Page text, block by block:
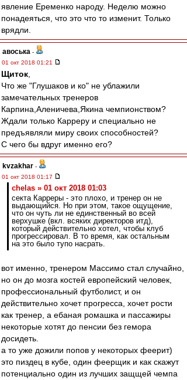
явление Еременко народу. Неделю можно
понадеяться, что это что то изменит. Только
врядли.
авоська -
01 окт 2018 01:21
Щиток
Что же "Глушаков и ко" не ублажили
замечательных тренеров
Карпина,Аленичева,Якина чемпионством?
Ждали только Карреру и специально не
предъявляли миру своих способностей?
С чего бы вдруг именно его?
kvzakhar -
01 окт 2018 01:17
chelas » 01 окт 2018 01:03
секта Карреры - это плохо, и тренер он не
выдающийся. Но при этом, такое ощущение,
что он чуть ли не единственный во всей
верхушке (вкл. всяких директоров итд),
который действительно хотел, чтобы клуб
прогрессировал. В то время, как остальным
на это было тупо насрать.
вот именно, тренером Массимо стал случайно,
но он до мозга костей европейский человек,
профессиональный футболист, и он
действительно хочет прогресса, хочет рости
как тренер, а ебаная ромашка и пассажиры
некоторые хотят до пенсии без гемора
досидеть.
а то уже дожили попов у некоторых феерит)
это пиздец в кубе, один феерщик и как скажут
потенциально один из лучших защщей чемпа